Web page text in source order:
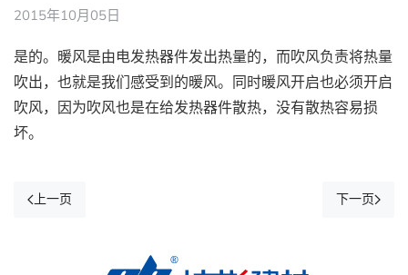
2015年10月05日
是的。暖风是由电发热器件发出热量的，而吹风负责将热量
吹出，也就是我们感受到的暖风。同时暖风开启也必须开启
吹风，因为吹风也是在给发热器件散热，没有散热容易损
坏。
上一页 下一页